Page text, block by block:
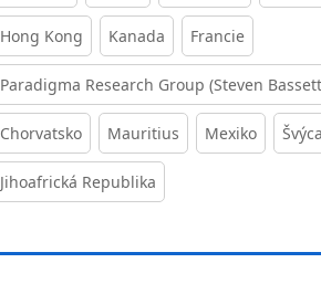
Hong Kong Kanada Francie
Paradigma Research Group (Steven
Chorvatsko Mauritius Mexiko
Jihoafrická Republika